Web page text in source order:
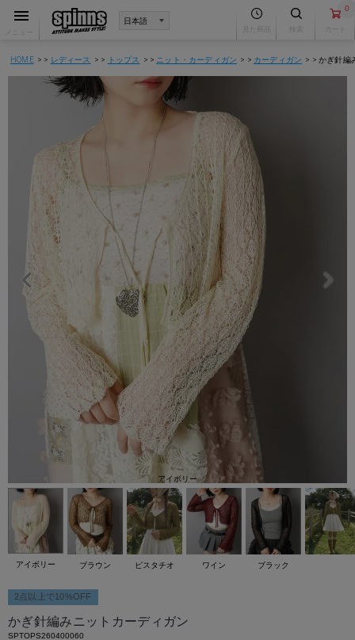
0
HOME レディース トップス ニット・カーディガン カーディガン かぎ針編
2点以上で10%OFF
かぎ針編みニットカーディガン
SPTOPS260400060
アイボリー
アイボリー ブラウン ピスタチオ ワイン ブラック